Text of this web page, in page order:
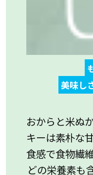
美味し
おからと米ぬ
キーは素朴な
食感で食物繊
どの栄養素も